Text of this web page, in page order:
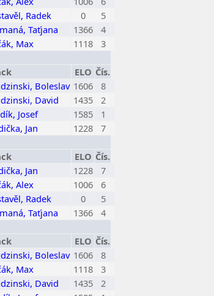
Radek 0
5
Taťjana 1366
4
Max 1118
3
ELO Čís.
Boleslav 1606
8
David 1435
2
Josef 1585
1
Jan 1228
7
ELO Čís.
Jan 1228
7
Alex 1006
6
Radek 0
5
Taťjana 1366
4
ELO Čís.
Boleslav 1606
8
Max 1118
3
David 1435
2